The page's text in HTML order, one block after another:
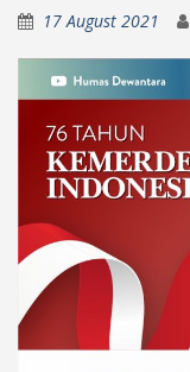
17 August 2021